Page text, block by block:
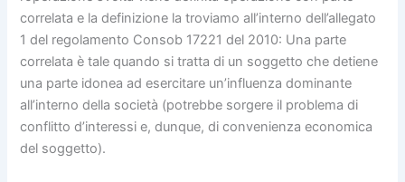
correlata e la definizione la troviamo all’interno dell’allegato
1 del regolamento Consob 17221 del 2010: Una parte
correlata è tale quando si tratta di un soggetto che detiene
una parte idonea ad esercitare un’influenza dominante
all’interno della società (potrebbe sorgere il problema di
conflitto d’interessi e, dunque, di convenienza economica
del soggetto).